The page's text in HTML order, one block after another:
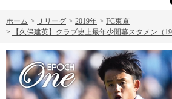
ホーム > Ｊリーグ > 2019年 > FC東京
>
【久保建英】クラブ史上最年少開幕スタメン（